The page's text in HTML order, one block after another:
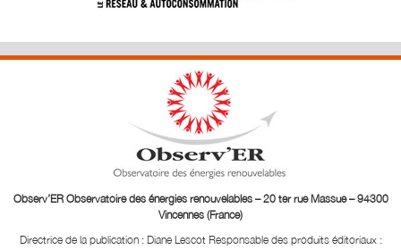
Observ’ER Observatoire des énergies renouvelables – 20 ter rue Massue – 94300
Vincennes (France)
Directrice de la publication : Diane Lescot Responsable des produits éditoriaux :